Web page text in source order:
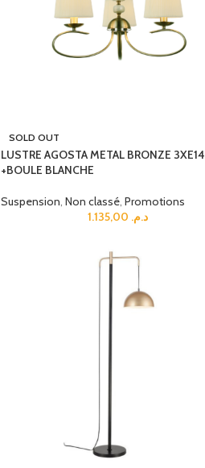
SOLD OUT
LUSTRE AGOSTA METAL BRONZE 3XE14
+BOULE BLANCHE
Suspension, Non classé, Promotions
د.م.